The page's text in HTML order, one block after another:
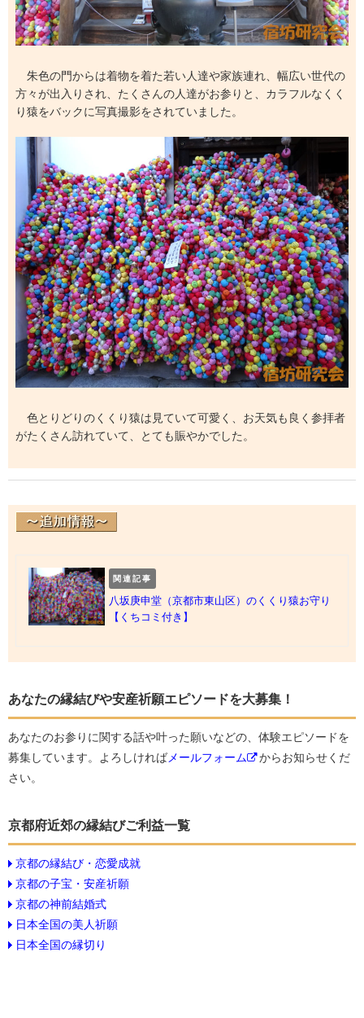
朱色の門からは着物を着た若い人達や家族連れ、幅広い世代の
方々が出入りされ、たくさんの人達がお参りと、カラフルなくく
り猿をバックに写真撮影をされていました。
色とりどりのくくり猿は見ていて可愛く、お天気も良く参拝者
がたくさん訪れていて、とても賑やかでした。
関連記事
八坂庚申堂（京都市東山区）のくくり猿お守り
【くちコミ付き】
あなたの縁結びや安産祈願エピソードを大募集！
あなたのお参りに関する話や叶った願いなどの、体験エピソードを
募集しています。よろしければ メールフォーム
からお知らせくだ
さい。
京都府近郊の縁結びご利益一覧
京都の縁結び・恋愛成就
京都の子宝・安産祈願
京都の神前結婚式
日本全国の美人祈願
日本全国の縁切り